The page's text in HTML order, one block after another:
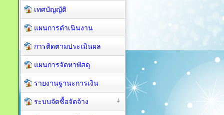
เทศบัญญัติ
แผนการดำเนินงาน
การติดตามประเมินผล
แผนการจัดหาพัสดุ
รายงานฐานะการเงิน
ระบบจัดซื้อจัดจ้าง